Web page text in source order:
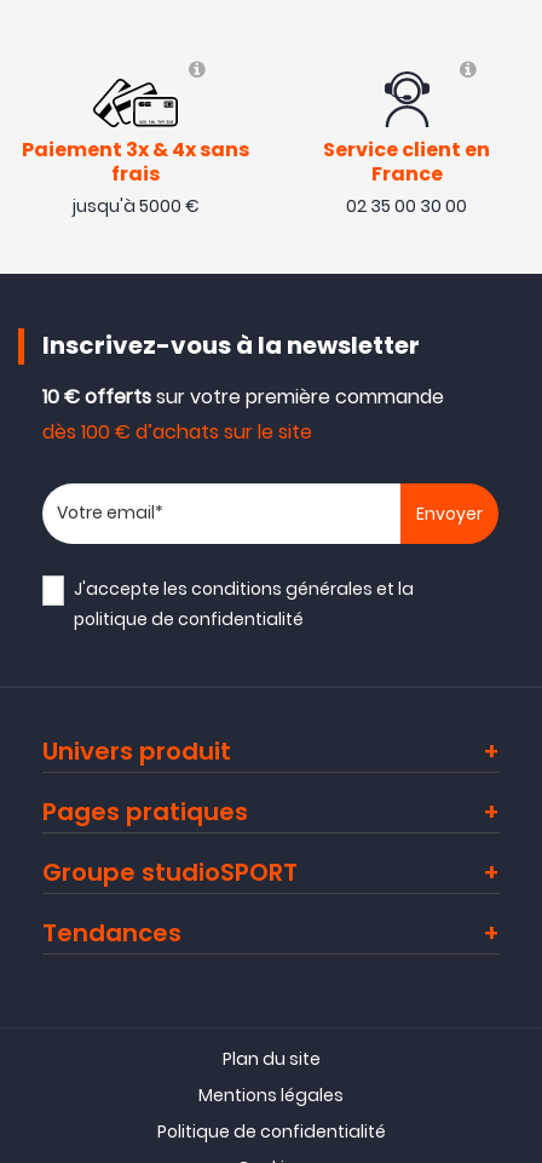
Paiement 3x & 4x sans
frais
jusqu'à 5000 €
Service client en
France
02 35 00 30 00
Inscrivez-vous à la newsletter
10 € offertssur votre première commande
dès 100 € d’achats sur le site
Votre adresse email
J'accepte lesconditions générales et la
politique de confidentialité
Univers produit
Pages pratiques
Groupe studioSPORT
Tendances
Plan du site
Mentions légales
Politique de confidentialité